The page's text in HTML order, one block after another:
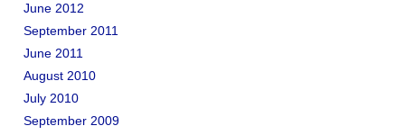
June 2012
September 2011
June 2011
August 2010
July 2010
September 2009